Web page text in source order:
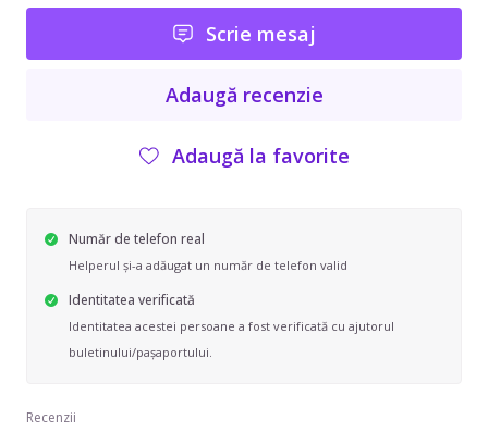
Scrie mesaj
Adaugă recenzie
Adaugă la favorite
Număr de telefon real
Helperul și-a adăugat un număr de telefon valid
Identitatea verificată
Identitatea acestei persoane a fost verificată cu ajutorul
buletinului/pașaportului.
Recenzii